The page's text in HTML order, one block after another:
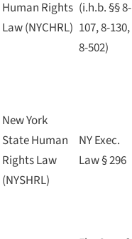
Human Rights
Law (NYCHRL)
(i.h.b. §§ 8-
107, 8-130,
8-502)
New York
State Human
Rights Law
(NYSHRL)
NY Exec.
Law § 296